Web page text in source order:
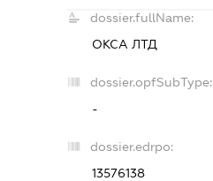
dossier.fullName:
ОКСА ЛТД
dossier.opfSubType:
-
dossier.edrpo:
13576138